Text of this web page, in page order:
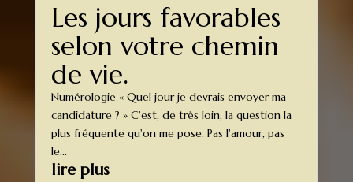
Les jours favorables
selon votre chemin
de vie.
Numérologie « Quel jour je devrais envoyer ma
candidature ? » C'est, de très loin, la question la
plus fréquente qu'on me pose. Pas l'amour, pas
le...
lire plus